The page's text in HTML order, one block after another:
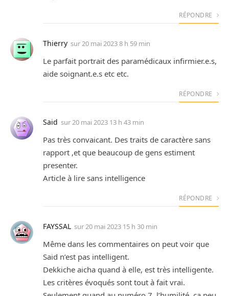
RÉPONDRE
Thierry sur20 mai 2023 8 h 59 min
Le parfait portrait des paramédicaux infirmier.e.s,
aide soignant.e.s etc etc.
RÉPONDRE
Said sur20 mai 2023 13 h 43 min
Pas très convaicant. Des traits de caractère sans
rapport ,et que beaucoup de gens estiment
presenter.
Article à lire sans intelligence
RÉPONDRE
FAYSSAL sur20 mai 2023 15 h 30 min
Même dans les commentaires on peut voir que
Said n’est pas intelligent.
Dekkiche aicha quand à elle, est très intelligente.
Les critères évoqués sont tout à fait vrai.